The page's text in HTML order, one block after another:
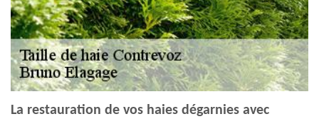
La restauration de vos haies dégarnies avec